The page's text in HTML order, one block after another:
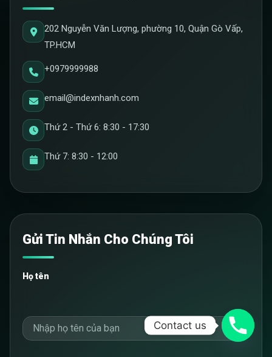
202 Nguyễn Văn Lượng, phường 10, Quận Gò Vấp,
TP.HCM
+0979999988
email@indexnhanh.com
Thứ 2 - Thứ 6: 8:30 - 17:30
Thứ 7: 8:30 - 12:00
Gửi Tin Nhắn Cho Chúng Tôi
Họ tên
Contact us